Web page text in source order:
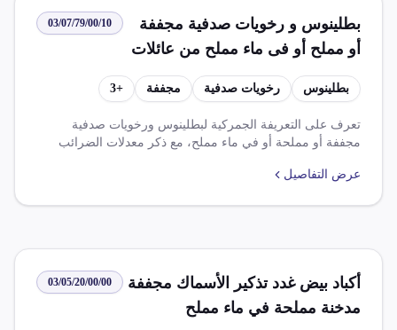
موافقة مسبقة من الإدارة المركزية للحجر البيطري (غ4046).
بطلينوس و رخويات صدفية مجففة
أو مملح أو فى ماء مملح من عائلات
Arcidae Arcticidae Cardildae
Donacidae Hiatellidae Mactridae
Mesodesmatidae Myidae
Semelidae Solecurtidae Solenidae
03/07/79/00/10
بطلينوس رخويات صدفية مجففة +
3
تعرف على التعريفة الجمركية لبطلينوس ورخويات صدفية
مجففة أو مملحة أو في ماء مملح، مع ذكر معدلات الضرائب
عرض التفاصيل
أكباد بيض غدد تذكير الأسماك مجففة
مدخنة مملحة في ماء مملح
03/05/20/00/00